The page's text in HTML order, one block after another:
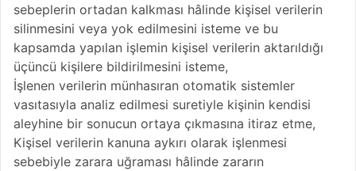
sebeplerin ortadan kalkması hâlinde kişisel verilerin
silinmesini veya yok edilmesini isteme ve bu
kapsamda yapılan işlemin kişisel verilerin aktarıldığı
üçüncü kişilere bildirilmesini isteme,
İşlenen verilerin münhasıran otomatik sistemler
vasıtasıyla analiz edilmesi suretiyle kişinin kendisi
aleyhine bir sonucun ortaya çıkmasına itiraz etme,
Kişisel verilerin kanuna aykırı olarak işlenmesi
sebebiyle zarara uğraması hâlinde zararın